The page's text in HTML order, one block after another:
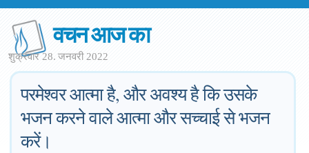
वचन आज का
शुक्रवार 28. जनवरी 2022
परमेश्वर आत्मा है, और अवश्य है कि उसके
भजन करने वाले आत्मा और सच्चाई से भजन
करें।